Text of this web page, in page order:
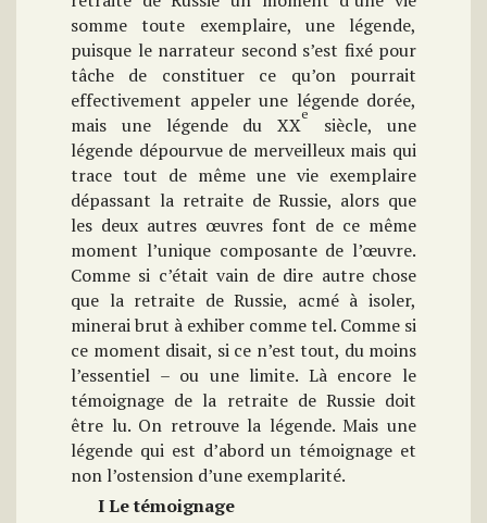
somme toute exemplaire, une légende,
puisque le narrateur second s’est fixé pour
tâche de constituer ce qu’on pourrait
effectivement appeler une légende dorée,
mais une légende du XXe
siècle, une
légende dépourvue de merveilleux mais qui
trace tout de même une vie exemplaire
dépassant la retraite de Russie, alors que
les deux autres œuvres font de ce même
moment l’unique composante de l’œuvre.
Comme si c’était vain de dire autre chose
que la retraite de Russie, acmé à isoler,
minerai brut à exhiber comme tel. Comme si
ce moment disait, si ce n’est tout, du moins
l’essentiel – ou une limite. Là encore le
témoignage de la retraite de Russie doit
être lu. On retrouve la légende. Mais une
légende qui est d’abord un témoignage et
non l’ostension d’une exemplarité.
I Le témoignage